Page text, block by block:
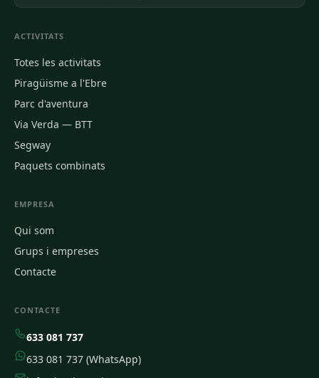
ACTIVITATS
Totes les activitats
Piragüisme a l'Ebre
Parc d'aventura
Via Verda — BTT
Segway
Paquets combinats
EMPRESA
Qui som
Grups i empreses
Contacte
CONTACTE
633 081 737
633 081 737 (WhatsApp)